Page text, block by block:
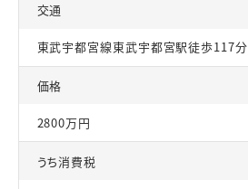
交通
東武宇都宮線東武宇都宮駅徒歩117分
価格
2800万円
うち消費税